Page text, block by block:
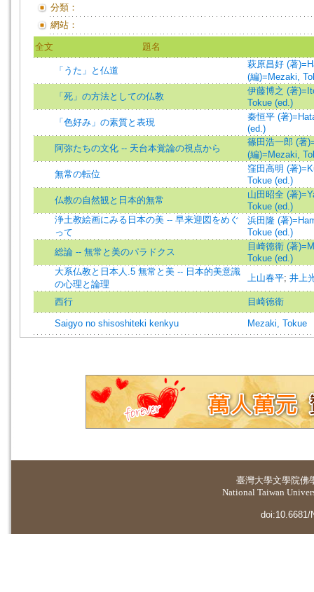
分類：
網站：
全文 題名
「うた」と仏道
萩原昌好 (著
(編)=Mezaki,
「死」の方法としての仏教
伊藤博之 (著
Tokue (ed.)
「色好み」の素質と表現
秦恒平 (著
(ed.)
阿弥たちの文化 -- 天台本覚論の視点から
篠田浩一郎 (著
(編)=Mezaki,
無常の転位
窪田高明 (著
Tokue (ed.)
仏教の自然観と日本的無常
山田昭全 (著
Tokue (ed.)
浄土教絵画にみる日本の美 -- 早来迎図をめぐ
って
浜田隆 (著
Tokue (ed.)
総論 -- 無常と美のパラドクス
目崎徳衛 (著
Tokue (ed.)
大系仏教と日本人.5 無常と美 -- 日本的美意識
の心理と論理
上山春平; 井上
西行 目崎徳衛
Saigyo no shisoshiteki kenkyu Mezaki, Tokue
臺灣大學文學院佛
National Taiwan
doi:10.6681/